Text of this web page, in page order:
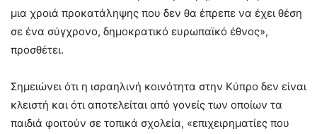
μια χροιά προκατάληψης που δεν θα έπρεπε να έχει θέση
σε ένα σύγχρονο, δημοκρατικό ευρωπαϊκό έθνος»,
προσθέτει.
Σημειώνει ότι η ισραηλινή κοινότητα στην Κύπρο δεν είναι
κλειστή και ότι αποτελείται από γονείς των οποίων τα
παιδιά φοιτούν σε τοπικά σχολεία, «επιχειρηματίες που